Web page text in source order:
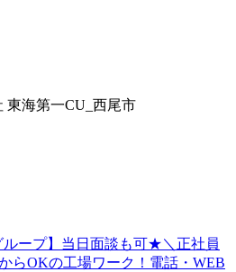
東海第一CU_西尾市
ループ】当日面談も可★＼正社員
らOKの工場ワーク！電話・WEB